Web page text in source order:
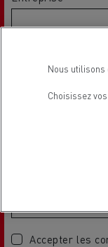
Accepter les
Nous utilisons
Choisissez